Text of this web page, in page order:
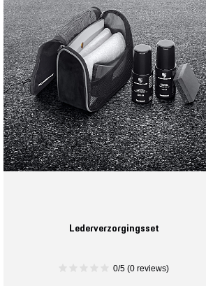
Lederverzorgingsset
0/5 (0 reviews)